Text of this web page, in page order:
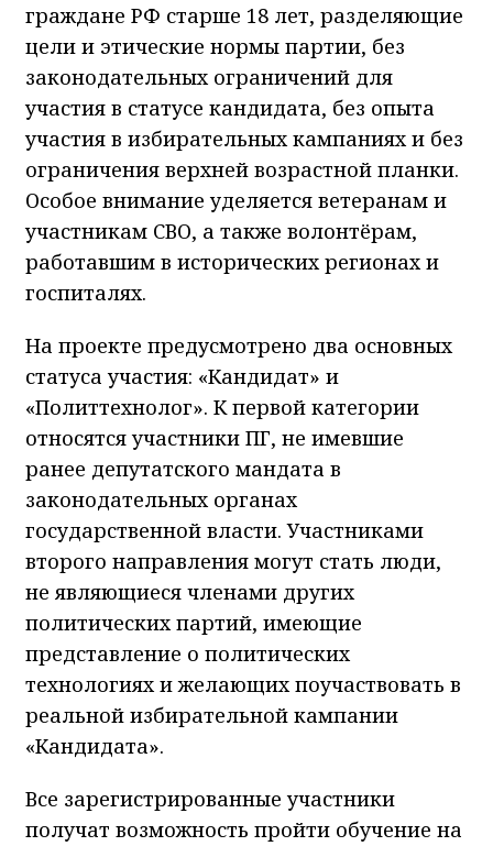
граждане РФ старше 18 лет, разделяющие
цели и этические нормы партии, без
законодательных ограничений для
участия в статусе кандидата, без опыта
участия в избирательных кампаниях и без
ограничения верхней возрастной планки.
Особое внимание уделяется ветеранам и
участникам СВО, а также волонтёрам,
работавшим в исторических регионах и
госпиталях.
На проекте предусмотрено два основных
статуса участия: «Кандидат» и
«Политтехнолог». К первой категории
относятся участники ПГ, не имевшие
ранее депутатского мандата в
законодательных органах
государственной власти. Участниками
второго направления могут стать люди,
не являющиеся членами других
политических партий, имеющие
представление о политических
технологиях и желающих поучаствовать в
реальной избирательной кампании
«Кандидата».
Все зарегистрированные участники
получат возможность пройти обучение на